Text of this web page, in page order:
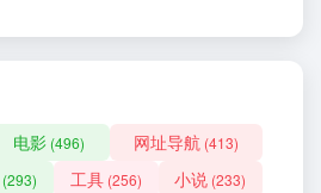
电影 (496) 网址导航(413)
(293) 工具(256) 小说 (233)